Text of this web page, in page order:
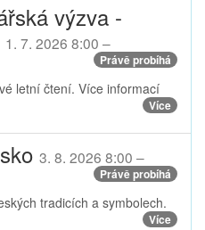
výzva -
1. 7. 2026 8:00 –
Právě probíhá
letní čtení. Více informací
Více
3. 8. 2026 8:00 –
Právě probíhá
tradicích a symbolech.
Více